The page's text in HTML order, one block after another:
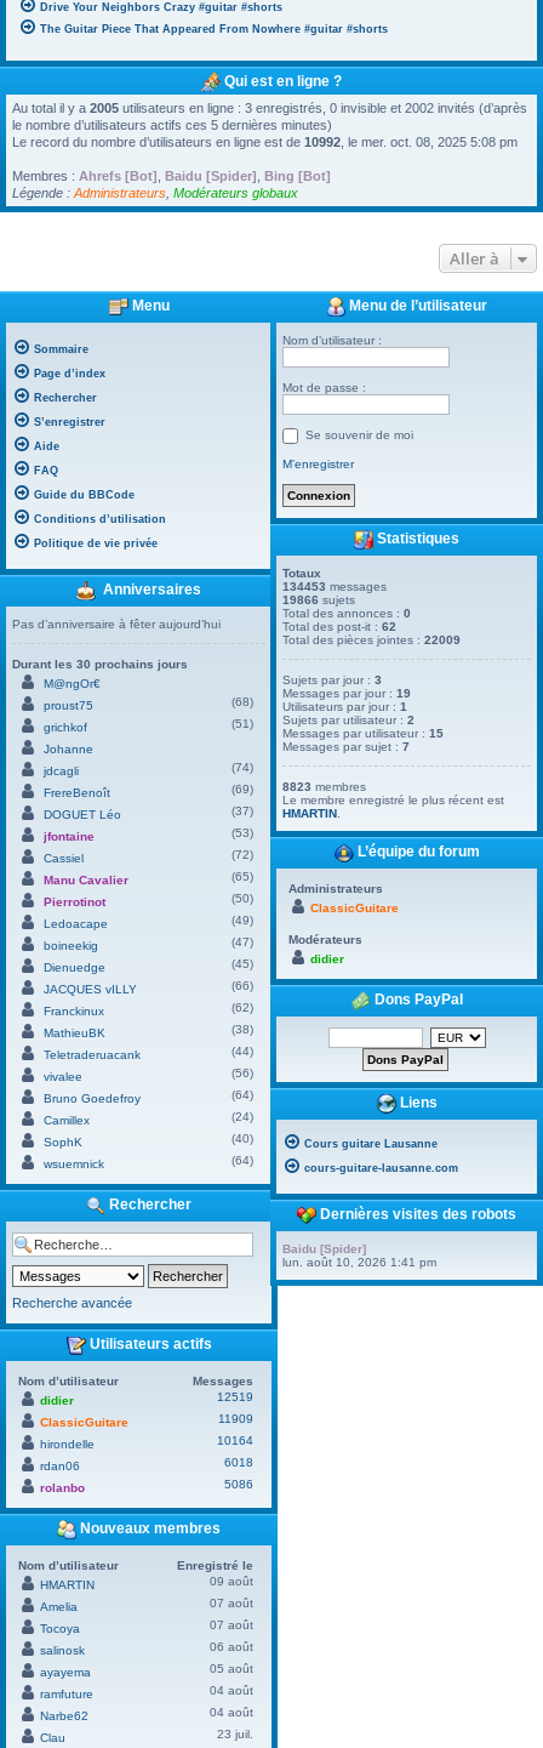
Drive Your Neighbors Crazy #guitar #shorts
The Guitar Piece That Appeared From Nowhere #guitar #shorts
Qui est en ligne ?
Au total il y a 2005 utilisateurs en ligne : 3 enregistrés, 0 invisible et 2002 invités (d’après
le nombre d’utilisateurs actifs ces 5 dernières minutes)
Le record du nombre d’utilisateurs en ligne est de 10992 , le mer. oct. 08, 2025 5:08 pm
Membres : Ahrefs [Bot] Baidu [Spider]
Bing [Bot]
Légende : Administrateurs Modérateurs globaux
Aller à
Menu
Sommaire
Page d’index
Rechercher
S’enregistrer
Aide
FAQ
Guide du BBCode
Conditions d’utilisation
Politique de vie privée
Anniversaires
Pas d’anniversaire à fêter aujourd’hui
Durant les 30 prochains jours
M@ngOr€
proust75
(68)
grichkof
(51)
Johanne
jdcagli
(74)
FrereBenoît
(69)
DOGUET Léo
(37)
jfontaine
(53)
Cassiel
(72)
Manu Cavalier
(65)
Pierrotinot
(50)
Ledoacape
(49)
boineekig
(47)
Dienuedge
(45)
JACQUES vILLY
(66)
Franckinux
(62)
MathieuBK
(38)
Teletraderuacank
(44)
vivalee
(56)
Bruno Goedefroy
(64)
Camillex
(24)
SophK
(40)
wsuemnick
(64)
Rechercher
Recherche avancée
Utilisateurs actifs
Nom d’utilisateur
Messages
didier
12519
ClassicGuitare
11909
hirondelle
10164
rdan06
6018
rolanbo
5086
Nouveaux membres
Nom d’utilisateur
Enregistré le
HMARTIN
09 août
Amelia
07 août
Tocoya
07 août
salinosk
06 août
ayayema
05 août
ramfuture
04 août
Narbe62
04 août
Clau
23 juil.
Menu de l’utilisateur
Nom d’utilisateur :
Mot de passe :
Se souvenir de moi
M’enregistrer
Statistiques
Totaux
134453 messages
19866 sujets
Total des annonces :0
Total des post-it :62
Total des pièces jointes :22009
Sujets par jour :3
Messages par jour :19
Utilisateurs par jour :1
Sujets par utilisateur :2
Messages par utilisateur :15
Messages par sujet :7
8823 membres
Le membre enregistré le plus récent est
HMARTIN.
L’équipe du forum
Administrateurs
ClassicGuitare
Modérateurs
didier
Dons PayPal
Liens
Cours guitare Lausanne
cours-guitare-lausanne.com
Dernières visites des robots
Baidu [Spider]
lun. août 10, 2026 1:41 pm